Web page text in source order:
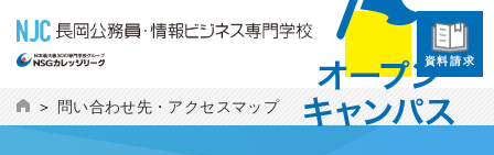
資料請求
問い合わせ先・アクセスマップ